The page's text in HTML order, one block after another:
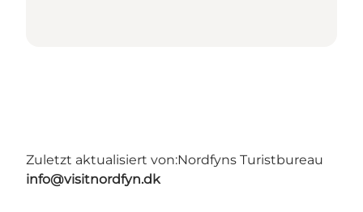
Zuletzt aktualisiert von:Nordfyns Turistbureau
info@visitnordfyn.dk